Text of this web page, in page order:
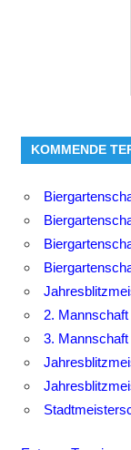
KOMMENDE
2. Mannschaft
3. Mannschaft